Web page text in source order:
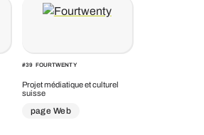
#39 FOURTWENTY
Projet médiatique et culturel
suisse
page Web